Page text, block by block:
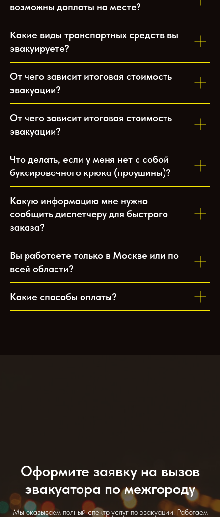
возможны доплаты на месте?
Какие виды транспортных средств вы
эвакуируете?
От чего зависит итоговая стоимость
эвакуации?
От чего зависит итоговая стоимость
эвакуации?
Что делать, если у меня нет с собой
буксировочного крюка (проушины)?
Какую информацию мне нужно
сообщить диспетчеру для быстрого
заказа?
Вы работаете только в Москве или по
всей области?
Какие способы оплаты?
Оформите заявку на вызов
эвакуатора по межгороду
Мы оказываем полный спектр услуг по эвакуации. Работаем